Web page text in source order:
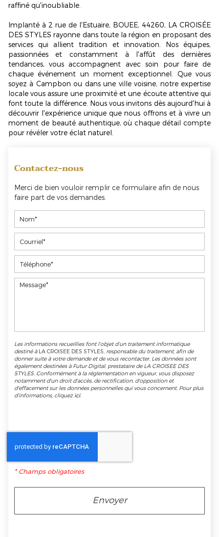
raffiné qu'inoubliable.
Implanté à 2 rue de l'Estuaire, BOUEE, 44260, LA CROISÉE
DES STYLES rayonne dans toute la région en proposant des
services qui allient tradition et innovation. Nos équipes,
passionnées et constamment à l'affût des dernières
tendances, vous accompagnent avec soin pour faire de
chaque événement un moment exceptionnel. Que vous
soyez à Campbon ou dans une ville voisine, notre expertise
locale vous assure une proximité et une écoute attentive qui
font toute la différence. Nous vous invitons dès aujourd'hui à
découvrir l'expérience unique que nous offrons et à vivre un
moment de beauté authentique, où chaque détail compte
pour révéler votre éclat naturel.
Contactez-nous
Merci de bien vouloir remplir ce formulaire afin de nous
faire part de vos demandes.
Les informations recueillies font l’objet d’un traitement informatique
destiné àLA CROISEE DES STYLES , responsable du traitement, afin de
donner suite à votre demande et de vous recontacter. Les données sont
également destinées à Futur Digital, prestataire de LA CROISEE DES
STYLES. Conformément à la réglementation en vigueur, vous disposez
notamment d'un droit d'accès, de rectification, d'opposition et
d'effacement sur les données personnelles qui vous concernent. Pour plus
d’informations, cliquez ici.
*Champs obligatoires